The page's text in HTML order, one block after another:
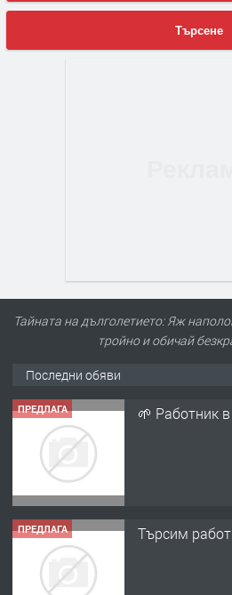
Търсене
Тайната на дълголетието: Яж
тройно и обичай
Последни обяви
ПРЕДЛАГА 🌱 Работник
ПРЕДЛАГА Търсим